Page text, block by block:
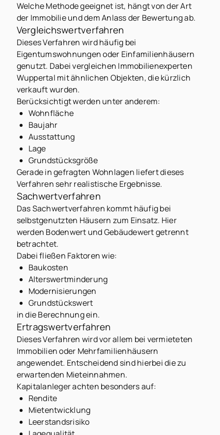
Welche Methode geeignet ist, hängt von der Art
der Immobilie und dem Anlass der Bewertung ab.
Vergleichswertverfahren
Dieses Verfahren wird häufig bei
Eigentumswohnungen oder Einfamilienhäusern
genutzt. Dabei vergleichen Immobilienexperten
Wuppertal mit ähnlichen Objekten, die kürzlich
verkauft wurden.
Berücksichtigt werden unter anderem:
Wohnfläche
Baujahr
Ausstattung
Lage
Grundstücksgröße
Gerade in gefragten Wohnlagen liefert dieses
Verfahren sehr realistische Ergebnisse.
Sachwertverfahren
Das Sachwertverfahren kommt häufig bei
selbstgenutzten Häusern zum Einsatz. Hier
werden Bodenwert und Gebäudewert getrennt
betrachtet.
Dabei fließen Faktoren wie:
Baukosten
Alterswertminderung
Modernisierungen
Grundstückswert
in die Berechnung ein.
Ertragswertverfahren
Dieses Verfahren wird vor allem bei vermieteten
Immobilien oder Mehrfamilienhäusern
angewendet. Entscheidend sind hierbei die zu
erwartenden Mieteinnahmen.
Kapitalanleger achten besonders auf:
Rendite
Mietentwicklung
Leerstandsrisiko